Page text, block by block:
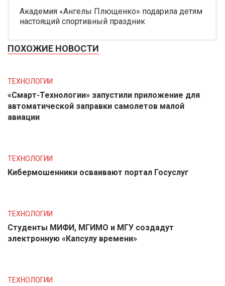
Академия «Ангелы Плющенко» подарила детям
настоящий спортивный праздник
ПОХОЖИЕ НОВОСТИ
ТЕХНОЛОГИИ
«Смарт-Технологии» запустили приложение для
автоматической заправки самолетов малой
авиации
ТЕХНОЛОГИИ
Кибермошенники осваивают портал Госуслуг
ТЕХНОЛОГИИ
Студенты МИФИ, МГИМО и МГУ создадут
электронную «Капсулу времени»
ТЕХНОЛОГИИ